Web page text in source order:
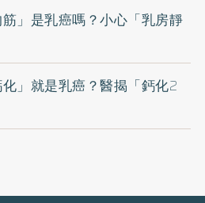
」是乳癌嗎？小心「乳房靜
」就是乳癌？醫揭「鈣化2